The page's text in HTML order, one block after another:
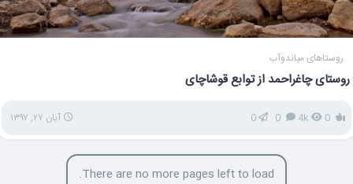
روستاهای میاندوآب
روستای چاغراحمد از توابع قوشاچای
4k
0 آبان ۲۷, ۱۳۹۷
There are no more pages left to load.